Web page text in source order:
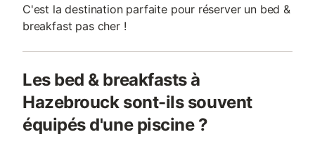
C'est la destination parfaite pour réserver un bed &
breakfast pas cher !
Les bed & breakfasts à
Hazebrouck sont-ils souvent
équipés d'une piscine ?